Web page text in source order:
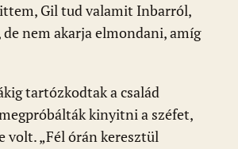
Gil tud valamit Inbarról,
nem akarja elmondani, amíg
tartózkodtak a család
kinyitni a széfet,
volt. „Fél órán keresztül